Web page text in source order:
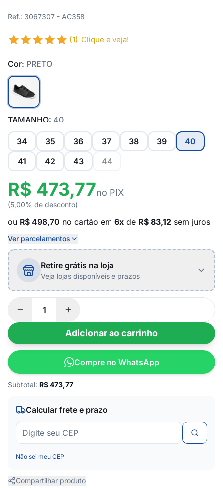
Ref.: 3067307 - AC358
(1) Clique e veja!
Cor: PRETO
TAMANHO: 40
34 35 36 37 38 39
40
41
42 43 44
R$ 473,77no PIX
(5,00% de desconto)
ou R$ 498,70 no cartão em 6x de R$ 83,12 sem juros
Ver parcelamentos
Retire grátis na loja
Veja lojas disponíveis e prazos
Adicionar ao carrinho
Compre no WhatsApp
Subtotal: R$473,77
Calcular frete e prazo
Não sei meu CEP
Compartilhar produto